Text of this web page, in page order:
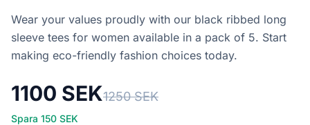
Wear your values proudly with our black ribbed long
sleeve tees for women available in a pack of 5. Start
making eco-friendly fashion choices today.
1100 SEK1250 SEK
Spara 150 SEK